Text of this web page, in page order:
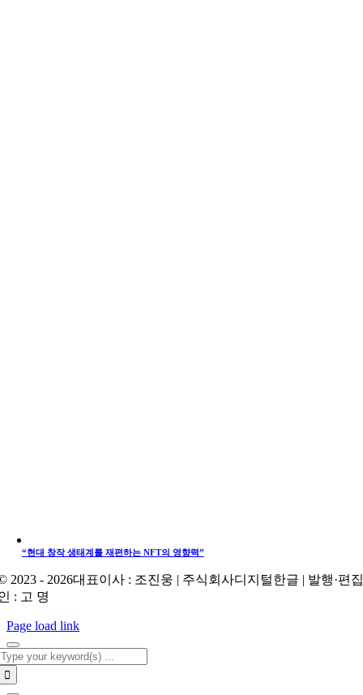
“현대 창작 생태계를 재편하는 NFT의 영향력”
2023 - 2026대표이사 : 조진웅 | 주식회사디지털한글 | 발행·편
: 고 명
Page load link